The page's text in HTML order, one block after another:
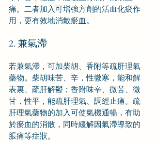
痛。二者加入可增強方劑的活血化瘀作
用，更有效地消散瘀血。
2. 兼氣滯
若兼氣滯，可加柴胡、香附等疏肝理氣
藥物。柴胡味苦、辛，性微寒，能和解
表裏、疏肝解鬱；香附味辛、微苦、微
甘，性平，能疏肝理氣、調經止痛。疏
肝理氣藥物的加入可使氣機通暢，有助
於瘀血的消散，同時緩解因氣滯導致的
脹痛等症狀。